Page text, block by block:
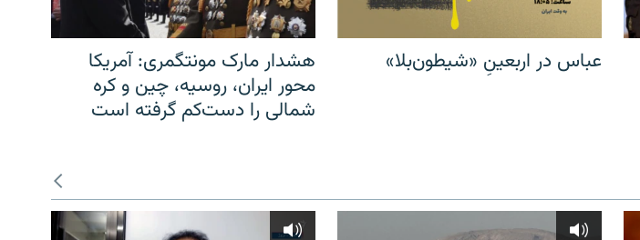
عباس در اربعینِ «شیطون‌بلا»
هشدار مارک مونتگمری: آمریکا
محور ایران، روسیه، چین و کره
شمالی را دست‌کم گرفته است